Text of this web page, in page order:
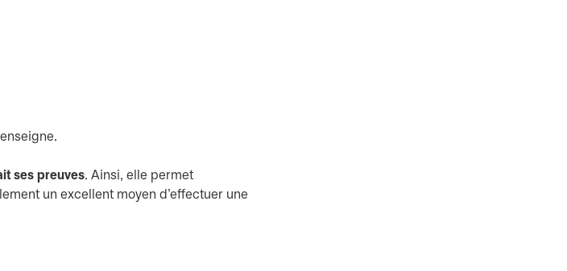
ses preuves. Ainsi, elle permet
un excellent moyen d’effectuer une